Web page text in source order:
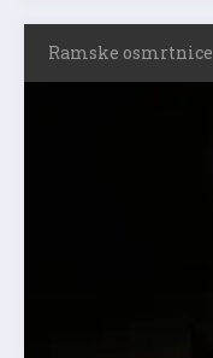
Ramske osmrtnice